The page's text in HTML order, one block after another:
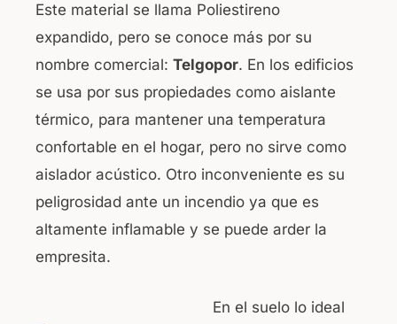
Este material se llama Poliestireno
expandido, pero se conoce más por su
nombre comercial: Telgopor. En los edificios
se usa por sus propiedades como aislante
térmico, para mantener una temperatura
confortable en el hogar, pero no sirve como
aislador acústico. Otro inconveniente es su
peligrosidad ante un incendio ya que es
altamente inflamable y se puede arder la
empresita.
En el suelo lo ideal